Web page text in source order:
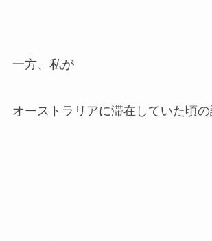
一方、私が
オーストラリアに滞在していた頃